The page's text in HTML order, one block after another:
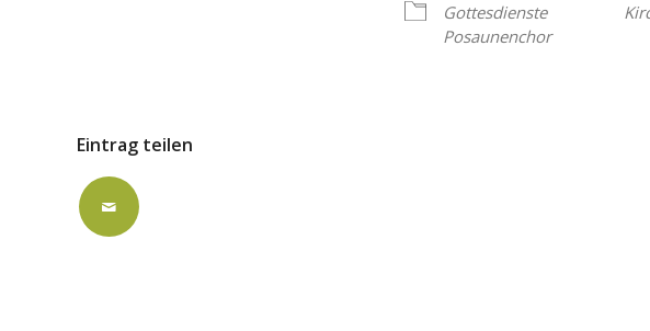
Gottesdienste
Posaunenchor
Eintrag teilen